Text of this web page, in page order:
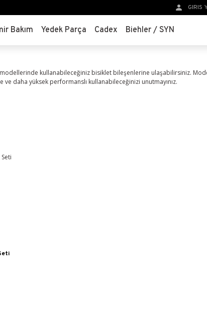
GIRIS
Bakım Yedek Parça Cadex Biehler / SYN
kullanabileceğiniz bisiklet bileşenlerine ulaşabilirsiniz.
daha yüksek performanslı kullanabileceğinizi unutmayınız.